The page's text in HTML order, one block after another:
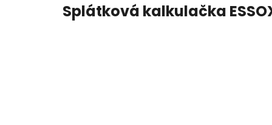
Splátková kalkulačka